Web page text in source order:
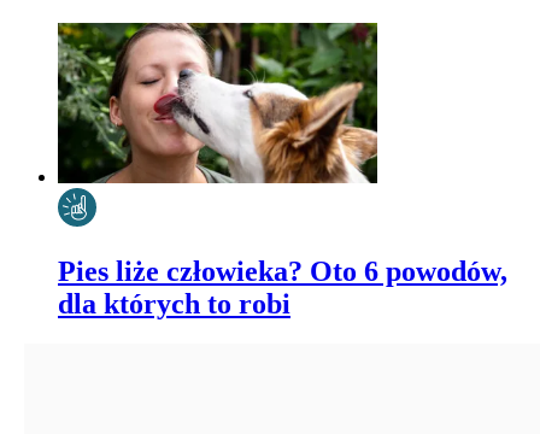
Pies liże człowieka? Oto 6 powodów,
dla których to robi